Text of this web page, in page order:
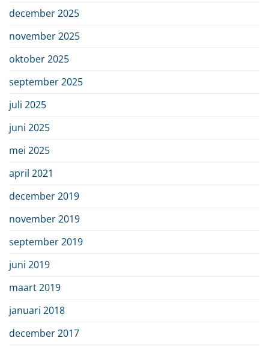
december 2025
november 2025
oktober 2025
september 2025
juli 2025
juni 2025
mei 2025
april 2021
december 2019
november 2019
september 2019
juni 2019
maart 2019
januari 2018
december 2017